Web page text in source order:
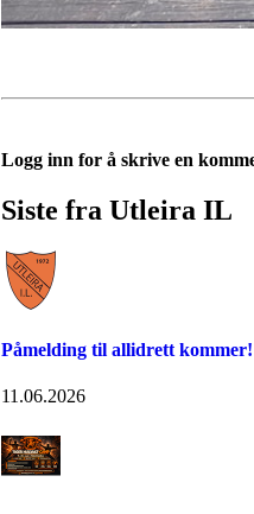
Logg inn for å skrive en
Siste fra Utleira IL
Påmelding til allidrett kommer!
11.06.2026